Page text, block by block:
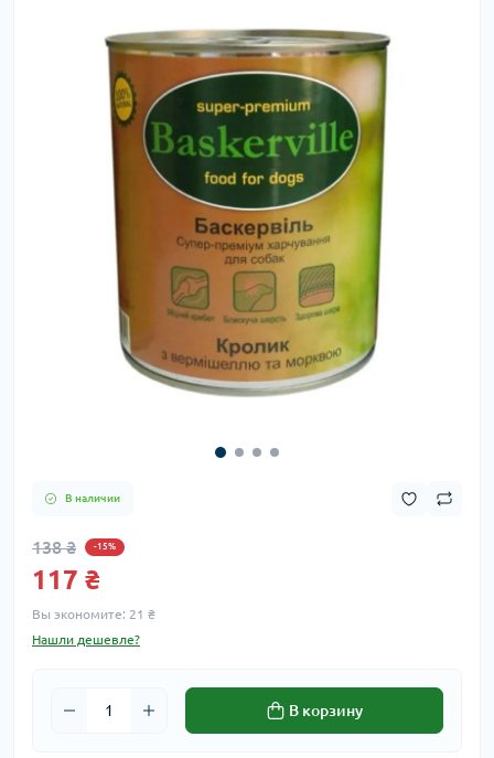
В наличии
138 ₴ -15%
117 ₴
Вы экономите: 21 ₴
Нашли дешевле?
В корзину